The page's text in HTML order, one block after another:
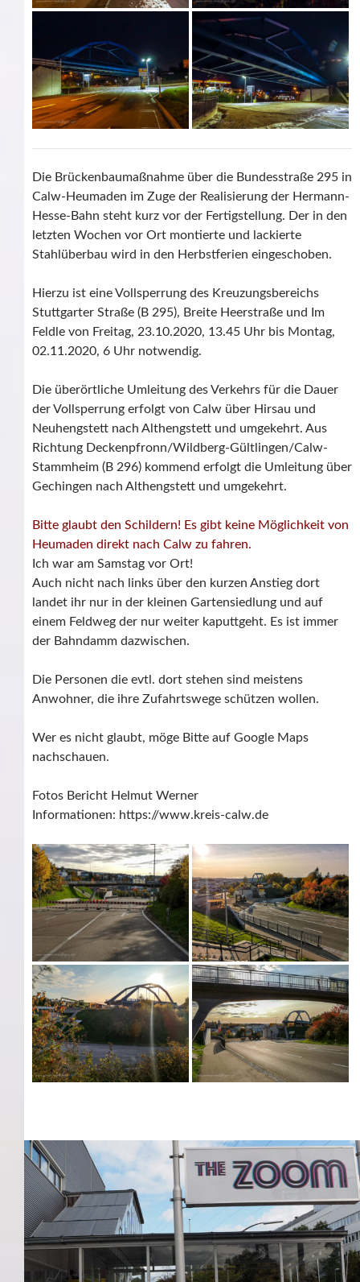
Die Brückenbaumaßnahme über die Bundesstraße 295 in
Calw-Heumaden im Zuge der Realisierung der Hermann-
Hesse-Bahn steht kurz vor der Fertigstellung. Der in den
letzten Wochen vor Ort montierte und lackierte
Stahlüberbau wird in den Herbstferien eingeschoben.
Hierzu ist eine Vollsperrung des Kreuzungsbereichs
Stuttgarter Straße (B 295), Breite Heerstraße und Im
Feldle von Freitag, 23.10.2020, 13.45 Uhr bis Montag,
02.11.2020, 6 Uhr notwendig.
Die überörtliche Umleitung des Verkehrs für die Dauer
der Vollsperrung erfolgt von Calw über Hirsau und
Neuhengstett nach Althengstett und umgekehrt. Aus
Richtung Deckenpfronn/Wildberg-Gültlingen/Calw-
Stammheim (B 296) kommend erfolgt die Umleitung über
Gechingen nach Althengstett und umgekehrt.
Bitte glaubt den Schildern! Es gibt keine Möglichkeit von
Heumaden direkt nach Calw zu fahren.
Ich war am Samstag vor Ort!
Auch nicht nach links über den kurzen Anstieg dort
landet ihr nur in der kleinen Gartensiedlung und auf
einem Feldweg der nur weiter kaputtgeht. Es ist immer
der Bahndamm dazwischen.
Die Personen die evtl. dort stehen sind meistens
Anwohner, die ihre Zufahrtswege schützen wollen.
Wer es nicht glaubt, möge Bitte auf Google Maps
nachschauen.
Fotos Bericht Helmut Werner
Informationen: https://www.kreis-calw.de